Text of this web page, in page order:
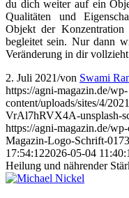
du dich weiter auf ein
Qualitäten und
Objekt der Konzentration
begleitet sein. Nur dann
Veränderung in dir
2. Juli 2021/von Swami
https://agni-magazin.de/wp-
content/uploads/sites/4/
VrAl7hRVX4A-unsplash-
https://agni-magazin.de/
Magazin-Logo-Schrift-
17:54:122026-05-04
Heilung und nährender